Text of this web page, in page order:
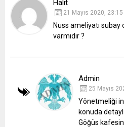
Halit
21 Mayıs 2020, 23:15
Nuss ameliyatı
varmıdır ?
Admin
25 Mayıs
Yönetmeliği
konuda
Göğüs